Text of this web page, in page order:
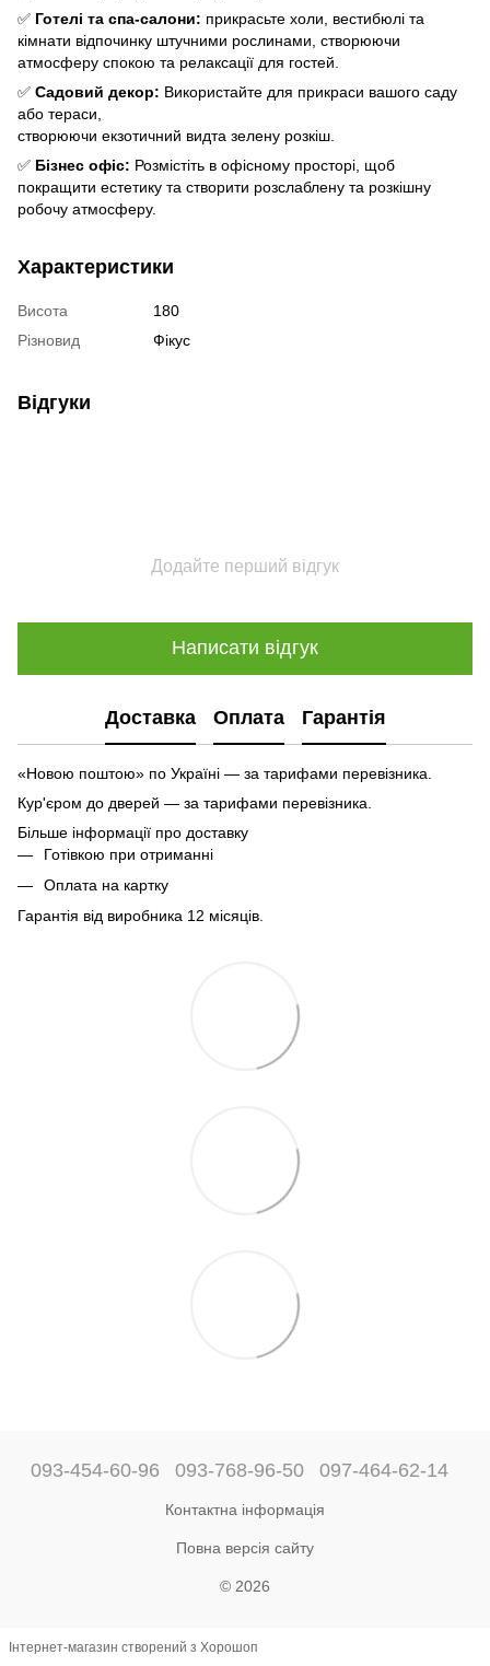
✅ Готелі та спа-салони: прикрасьте холи, вестибюлі та
кімнати відпочинку штучними рослинами, створюючи
атмосферу спокою та релаксації для гостей.
✅ Садовий декор: Використайте для прикраси вашого саду
або тераси,
створюючи екзотичний видта зелену розкіш.
✅ Бізнес офіс: Розмістіть в офісному просторі, щоб
покращити естетику та створити розслаблену та розкішну
робочу атмосферу.
Характеристики
Висота
180
Різновид
Фікус
Відгуки
Додайте перший відгук
Написати відгук
Доставка Оплата Гарантія
«Новою поштою» по Україні — за тарифами перевізника.
Кур'єром до дверей — за тарифами перевізника.
Більше інформації про доставку
Готівкою при отриманні
Оплата на картку
Гарантія від виробника 12 місяців.
093-454-60-96 093-768-96-50 097-464-62-14
Контактна інформація
Повна версія сайту
© 2026
Інтернет-магазин створений з Хорошоп